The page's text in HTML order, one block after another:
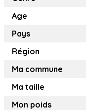
Age
Pays
Région
Ma commune
Ma taille
Mon poids